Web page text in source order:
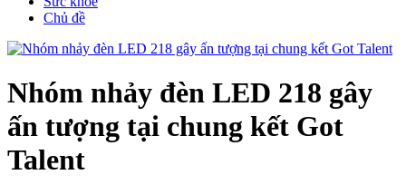
Chủ đề
Nhóm nhảy đèn LED 218 gây
ấn tượng tại chung kết Got
Talent